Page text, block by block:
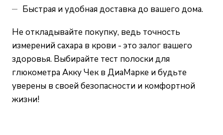
Быстрая и удобная доставка до вашего дома.
Не откладывайте покупку, ведь точность
измерений сахара в крови - это залог вашего
здоровья. Выбирайте тест полоски для
глюкометра Акку Чек в ДиаМарке и будьте
уверены в своей безопасности и комфортной
жизни!